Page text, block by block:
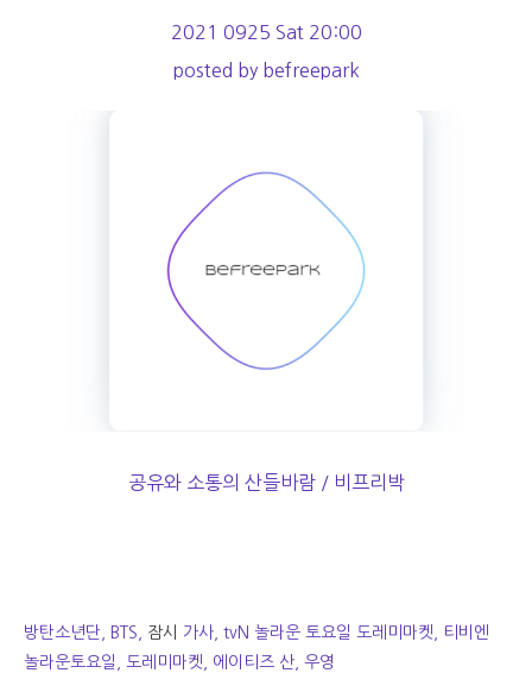
2021 0925 Sat 20:00
posted by befreepark
공유와 소통의 산들바람 / 비프리박
방탄소년단, BTS 잠시 가사, tvN 놀라운 토요일 도레미마켓, 티비엔
놀라운토요일, 도레미마켓, 에이티즈 산, 우영